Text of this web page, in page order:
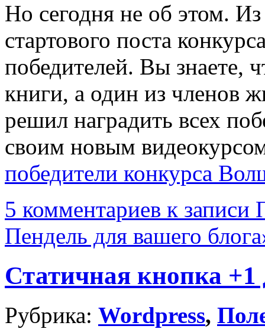
Но сегодня не об этом.
стартового поста
победителей. Вы знаете,
книги, а один из членов
решил наградить всех
своим новым
победители конкурса
5 комментариев к записи
Пендель для вашего
Статичная кнопка +1
Рубрика: Wordpress,